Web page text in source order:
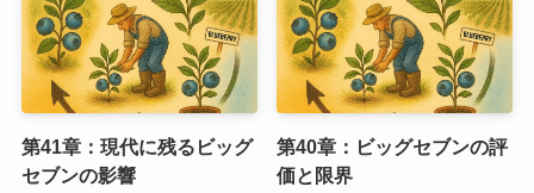
第41章：現代に残るビッグ
セブンの影響
第40章：ビッグセブンの評
価と限界